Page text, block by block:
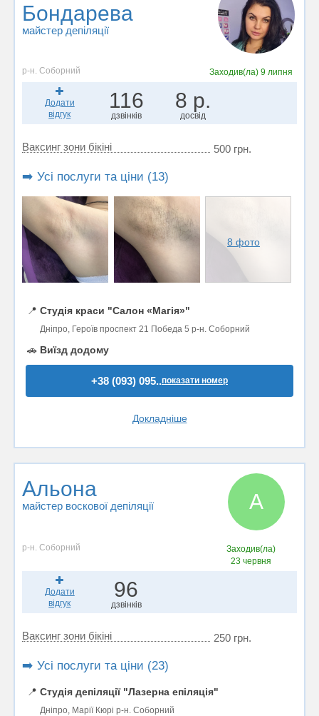
Бондарева
майстер депіляції
р-н. Соборний Заходив(ла)9 липня
Додати
відгук
116
дзвінків
8 р.
досвід
Ваксинг зони бікіні 500 грн.
➡️ Усі послуги та ціни (13)
8 фото
📍 Студія краси "Салон «Магія»"
Дніпро, Героїв проспект 21 Победа 5 р-н. Соборний
🚗 Виїзд додому
+38 (093) 095..показати номер
Докладніше
Альона
майстер воскової депіляції А
р-н. Соборний
Заходив(ла)
23 червня
Додати
відгук
96
дзвінків
Ваксинг зони бікіні 250 грн.
➡️ Усі послуги та ціни (23)
📍 Студія депіляції "Лазерна епіляція"
Дніпро, Марії Кюрі р-н. Соборний